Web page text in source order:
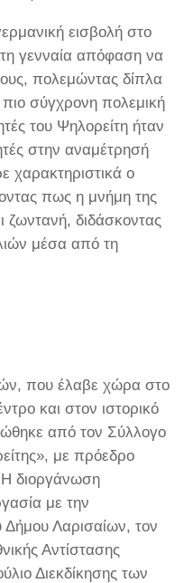
εισβολή στο
γενναία απόφαση να
πολεμώντας δίπλα
σύγχρονη πολεμική
του Ψηλορείτη ήταν
στην αναμέτρησή
χαρακτηριστικά ο
πως η μνήμη της
διδάσκοντας
μέσα από τη
που έλαβε χώρα στο
και στον ιστορικό
από τον Σύλλογο
με πρόεδρο
διοργάνωση
με την
Δήμου Λαρισαίων, τον
Αντίστασης
Διεκδίκησης των